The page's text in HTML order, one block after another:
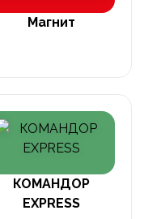
Магнит
КОМАНДОР
EXPRESS